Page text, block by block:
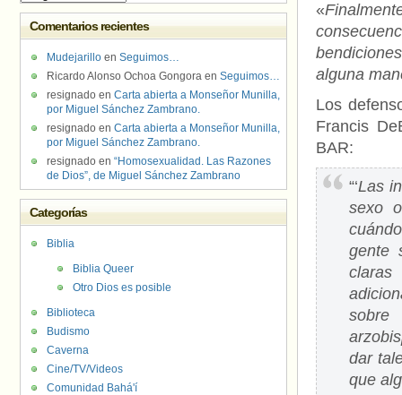
«
alguna
Los
Francis
BAR:
“‘Las
sexo
gente
sobre
dar
que
Comentarios recientes
Mudejarillo en Seguimos…
Ricardo Alonso Ochoa Gongora en Seguimos…
resignado en Carta abierta a Monseñor Munilla,
por Miguel Sánchez Zambrano.
resignado en Carta abierta a Monseñor Munilla,
por Miguel Sánchez Zambrano.
resignado en “Homosexualidad. Las Razones
de Dios”, de Miguel Sánchez Zambrano
Categorías
Biblia
Biblia Queer
Otro Dios es posible
Biblioteca
Budismo
Caverna
Cine/TV/Videos
Comunidad Bahá'í